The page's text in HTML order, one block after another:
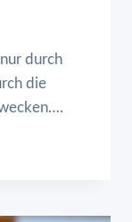
durch
die